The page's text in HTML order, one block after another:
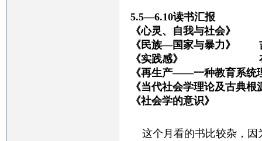
5.5—6.10读书汇报
《心灵、自我与社
《民族—国家与
《实践感》
《再生产——一种教育系统
《当代社会学理论及古
《社会学的意识
这个月看的书比较杂，